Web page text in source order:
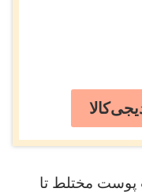
پوست مختلط تا